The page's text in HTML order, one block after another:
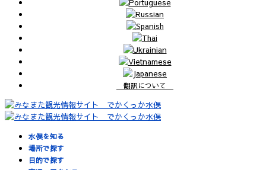
翻訳について
水俣を知る
場所で探す
目的で探す